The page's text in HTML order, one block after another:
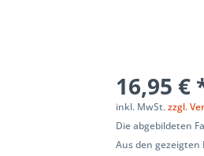
16,95 €
inkl. MwSt.zzgl.
Die abgebildeten
Aus den